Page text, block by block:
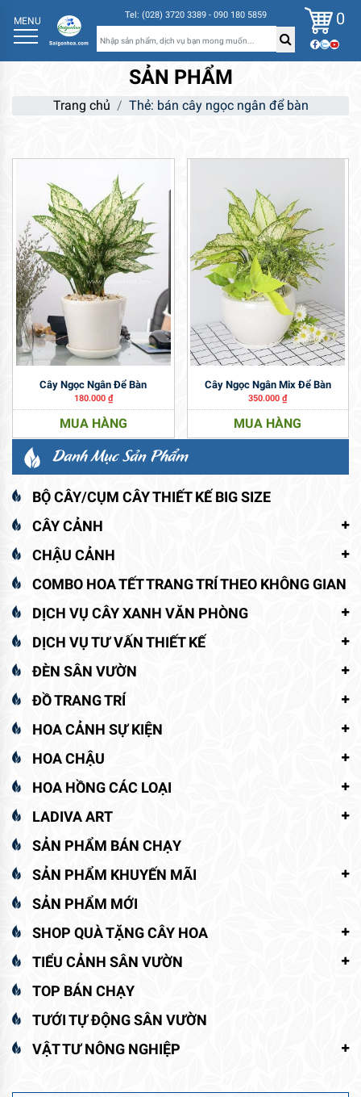
MENU Tel: (028) 3720 3389 - 090 180 5859 0
SẢN PHẨM
Trang chủ Thẻ: bán cây ngọc ngân để bàn
Cây Ngọc Ngân Để Bàn
180.000 ₫
MUA HÀNG
Cây Ngọc Ngân Mix Để Bàn
350.000₫
MUA HÀNG
Danh Mục Sản Phẩm
BỘ CÂY/CỤM CÂY THIẾT KẾ BIG SIZE
CÂY CẢNH
CHẬU CẢNH
COMBO HOA TẾT TRANG TRÍ THEO KHÔNG GIAN
DỊCH VỤ CÂY XANH VĂN PHÒNG
DỊCH VỤ TƯ VẤN THIẾT KẾ
ĐÈN SÂN VƯỜN
ĐỒ TRANG TRÍ
HOA CẢNH SỰ KIỆN
HOA CHẬU
HOA HỒNG CÁC LOẠI
LADIVA ART
SẢN PHẨM BÁN CHẠY
SẢN PHẨM KHUYẾN MÃI
SẢN PHẨM MỚI
SHOP QUÀ TẶNG CÂY HOA
TIỂU CẢNH SÂN VƯỜN
TOP BÁN CHẠY
TƯỚI TỰ ĐỘNG SÂN VƯỜN
VẬT TƯ NÔNG NGHIỆP